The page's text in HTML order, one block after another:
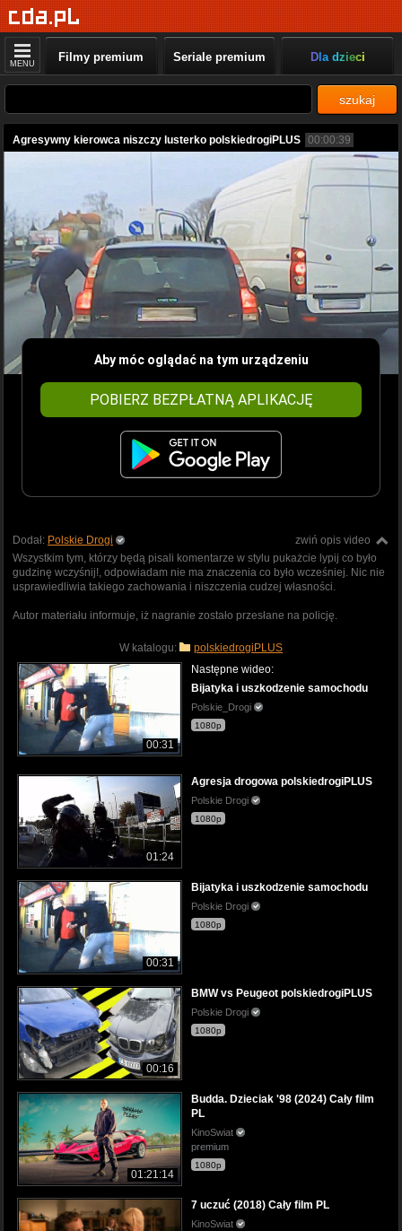
MENU Filmy premium Seriale premium Dla dzieci
szukaj
Agresywny kierowca niszczy lusterko polskiedrogiPLUS 00:00:39
Aby móc oglądać na tym urządzeniu
POBIERZ BEZPŁATNĄ APLIKACJĘ
zwiń opis video
Dodał: Polskie Drogi
Wszystkim tym, którzy będą pisali komentarze w stylu pukażcie lypij co było
gudzinę wczyśnij!, odpowiadam nie ma znaczenia co było wcześniej. Nic nie
usprawiedliwia takiego zachowania i niszczenia cudzej własności.
Autor materiału informuje, iż nagranie zostało przesłane na policję.
W katalogu: polskiedrogiPLUS
00:31
Następne wideo:
Bijatyka i uszkodzenie samochodu
Polskie_Drogi
1080p
01:24
Agresja drogowa polskiedrogiPLUS
Polskie Drogi
1080p
00:31
Bijatyka i uszkodzenie samochodu
Polskie Drogi
1080p
00:16
BMW vs Peugeot polskiedrogiPLUS
Polskie Drogi
1080p
01:21:14
Budda. Dzieciak '98 (2024) Cały film
PL
KinoSwiat
premium
1080p
7 uczuć (2018) Cały film PL
KinoSwiat